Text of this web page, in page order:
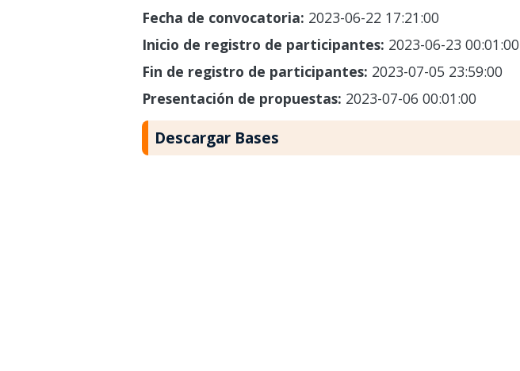
Fecha de convocatoria: 2023-06-22 17:21:00
Inicio de registro de participantes: 2023-06-23 00:01:00
Fin de registro de participantes: 2023-07-05 23:59:00
Presentación de propuestas: 2023-07-06 00:01:00
Descargar Bases